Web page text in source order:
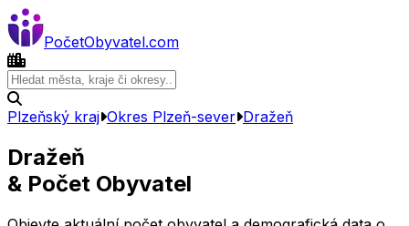
PočetObyvatel.com
Plzeňský kraj Okres Plzeň-sever Dražeň
Dražeň
& Počet Obyvatel